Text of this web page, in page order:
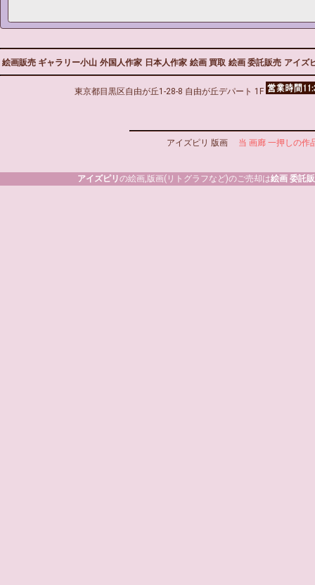
絵画販売 ギャラリー小山 外国人作家 日本人作家 絵画 買取 絵画 委託販売 アイズ
東京都目黒区自由が丘1-28-8 自由が丘デパート 1F
アイズピリ 版画 当 画廊 一押しの作
アイズピリの絵画,版画(リトグラフなど)のご売却は絵画 委託